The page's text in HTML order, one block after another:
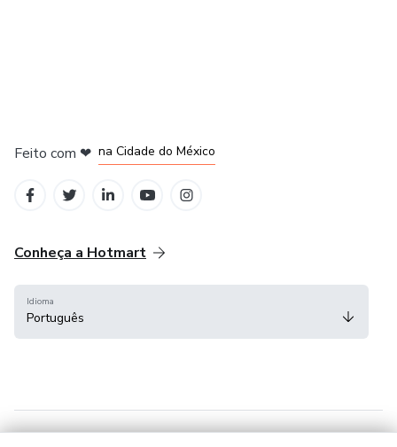
Feito com ❤ na Cidade do México
Conheça a Hotmart
Idioma
Português